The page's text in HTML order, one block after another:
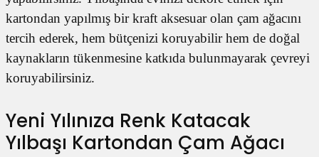
kartondan yapılmış bir kraft aksesuar olan çam ağacını
tercih ederek, hem bütçenizi koruyabilir hem de doğal
kaynakların tükenmesine katkıda bulunmayarak çevreyi
koruyabilirsiniz.
Yeni Yılınıza Renk Katacak
Yılbaşı Kartondan Çam Ağacı